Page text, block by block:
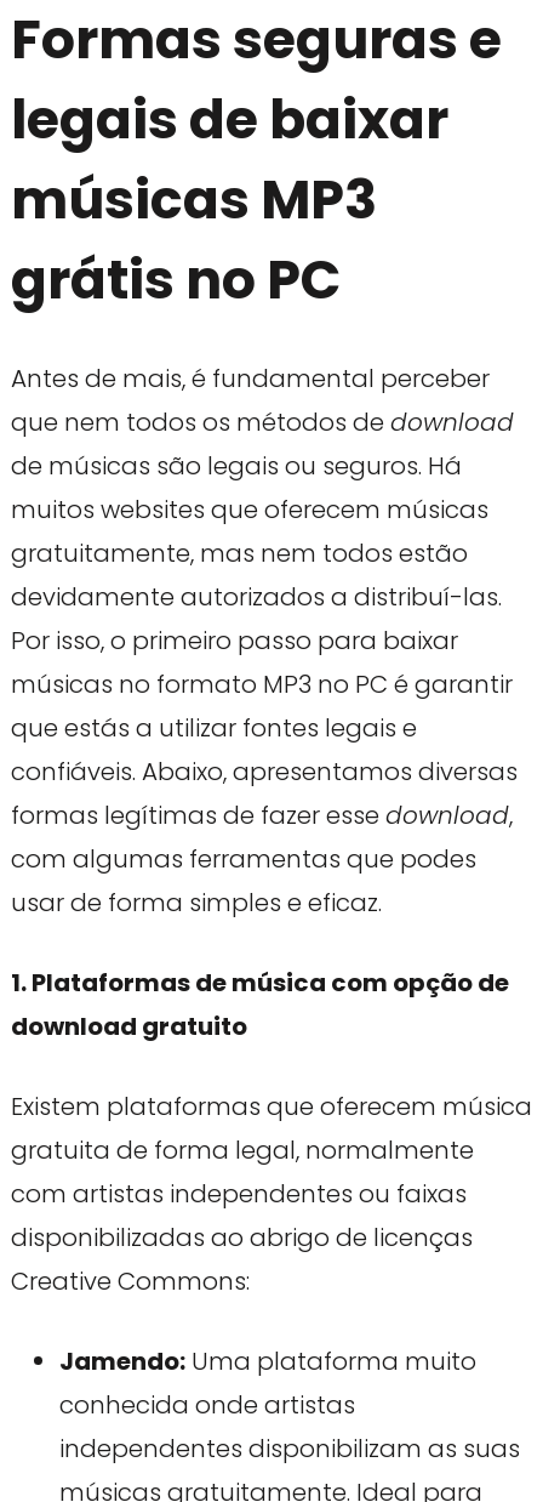
Formas seguras e
legais de baixar
músicas MP3
grátis no PC
Antes de mais, é fundamental perceber
que nem todos os métodos de download
de músicas são legais ou seguros. Há
muitos websites que oferecem músicas
gratuitamente, mas nem todos estão
devidamente autorizados a distribuí-las.
Por isso, o primeiro passo para baixar
músicas no formato MP3 no PC é garantir
que estás a utilizar fontes legais e
confiáveis. Abaixo, apresentamos diversas
formas legítimas de fazer esse download,
com algumas ferramentas que podes
usar de forma simples e eficaz.
1. Plataformas de música com opção de
download gratuito
Existem plataformas que oferecem música
gratuita de forma legal, normalmente
com artistas independentes ou faixas
disponibilizadas ao abrigo de licenças
Creative Commons:
Jamendo:Uma plataforma muito
conhecida onde artistas
independentes disponibilizam as suas
músicas gratuitamente. Ideal para